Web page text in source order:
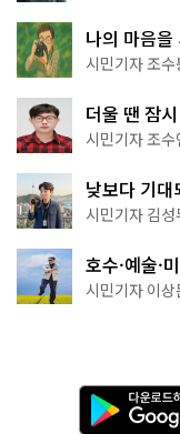
나의 마음
상작 공개!
시민기자 조수
더울 땐 잠
·무더위쉼터
시민기자 조수
낮보다 기
핑' 예약은?
시민기자 김성
호수·예술·
아트센터~마
시민기자 이상
다
운